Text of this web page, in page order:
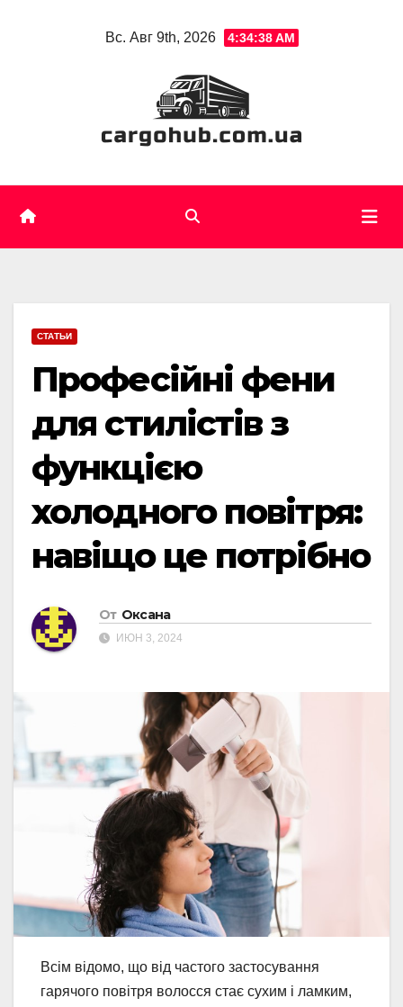
Вс. Авг 9th, 2026 4:34:40 AM
СТАТЬИ
Професійні фени
для стилістів з
функцією
холодного повітря:
навіщо це потрібно
От Оксана
ИЮН 3, 2024
Всім відомо, що від частого застосування
гарячого повітря волосся стає сухим і ламким,